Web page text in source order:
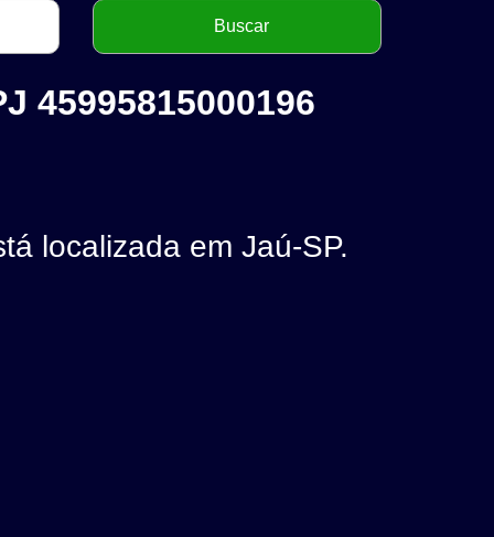
45995815000196
localizada em Jaú-SP.